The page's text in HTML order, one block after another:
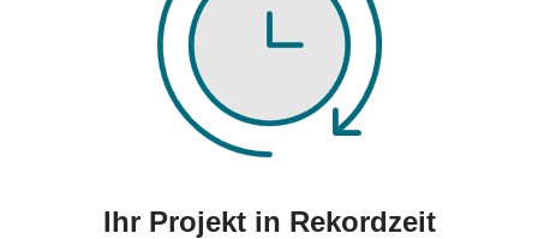
Ihr Projekt in Rekordzeit